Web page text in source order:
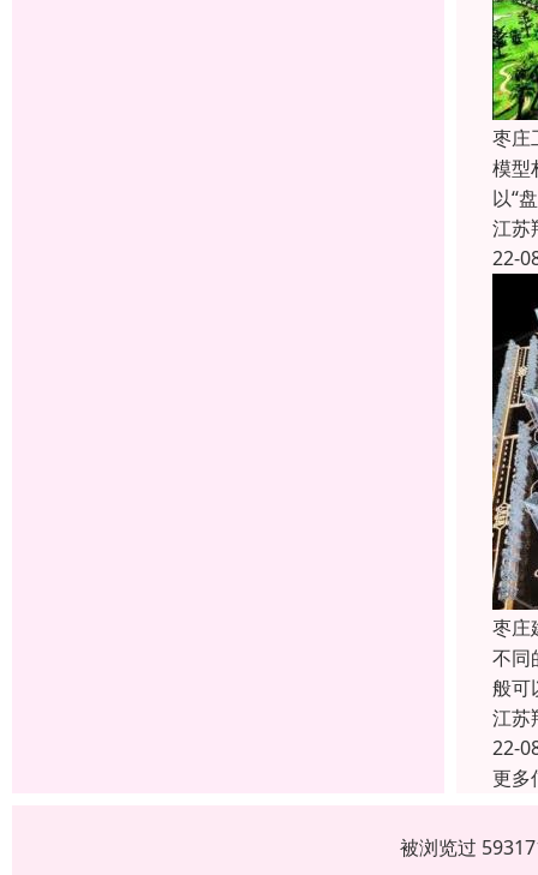
枣庄
模型
以“
江苏
22-
枣庄
不同
般可
江苏
22-
更多
被浏览过